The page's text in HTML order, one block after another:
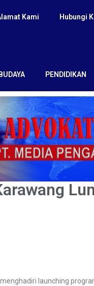
Kami Hubungi
PENDIDIKAN
launching